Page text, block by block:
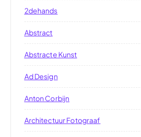
2dehands
Abstract
Abstracte Kunst
Ad Design
Anton Corbijn
Architectuur Fotograaf